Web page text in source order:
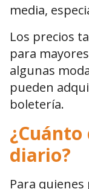
media,
Los precios
para
algunas
pueden
boletería.
diario?
Para